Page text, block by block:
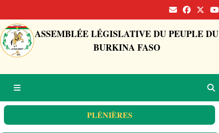
ASSEMBLÉE LÉGISLATIVE DU PEUPLE DU
BURKINA FASO
PLÉNIÈRES